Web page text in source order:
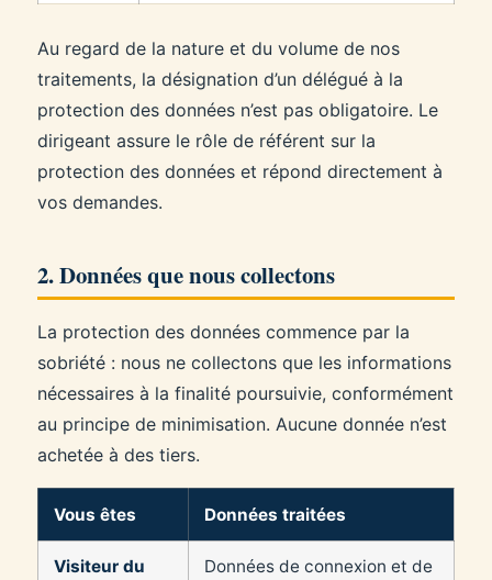
Au regard de la nature et du volume de nos
traitements, la désignation d’un délégué à la
protection des données n’est pas obligatoire. Le
dirigeant assure le rôle de référent sur la
protection des données et répond directement à
vos demandes.
2. Données que nous collectons
La protection des données commence par la
sobriété : nous ne collectons que les informations
nécessaires à la finalité poursuivie, conformément
au principe de minimisation. Aucune donnée n’est
achetée à des tiers.
Vous êtes Données traitées
Visiteur du
Données de connexion et de